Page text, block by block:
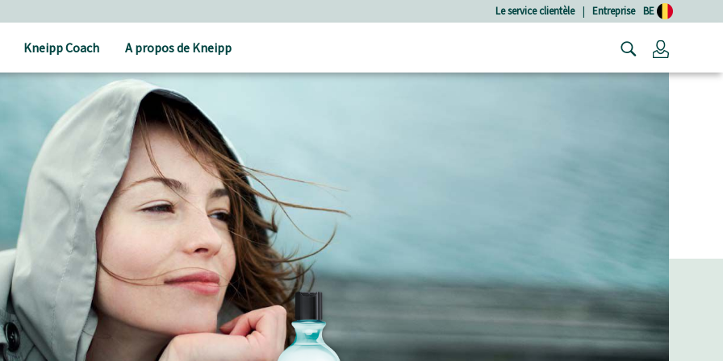
Le service clientèle | Entreprise BE
Kneipp Coach A propos de Kneipp